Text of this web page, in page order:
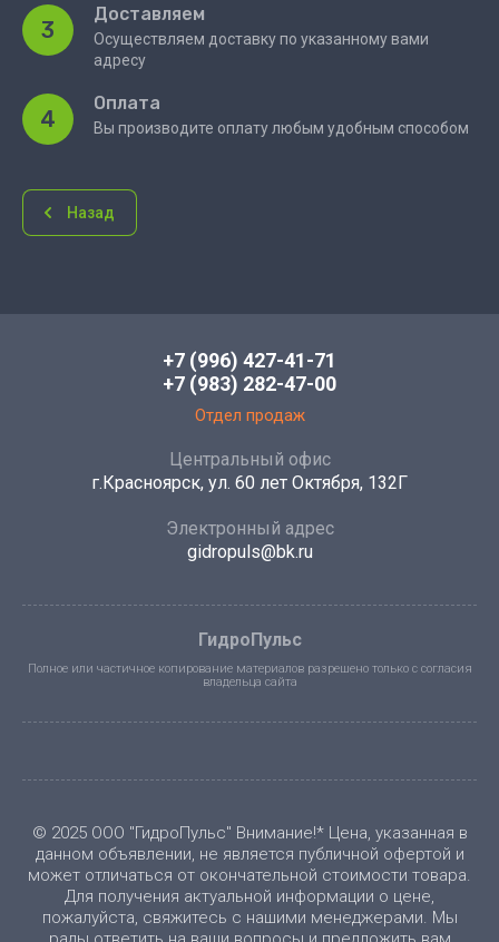
3
Доставляем
Осуществляем доставку по указанному вами
адресу
4
Оплата
Вы производите оплату любым удобным способом
Назад
+7 (996) 427-41-71
+7 (983) 282-47-00
Отдел продаж
Центральный офис
г.Красноярск, ул. 60 лет Октября, 132Г
Электронный адрес
gidropuls@bk.ru
ГидроПульс
Полное или частичное копирование материалов разрешено только с согласия
владельца сайта
© 2025 ООО "ГидроПульс" Внимание!* Цена, указанная в
данном объявлении, не является публичной офертой и
может отличаться от окончательной стоимости товара.
Для получения актуальной информации о цене,
пожалуйста, свяжитесь с нашими менеджерами. Мы